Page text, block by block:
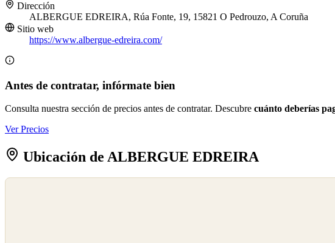
Dirección
ALBERGUE EDREIRA, Rúa Fonte, 19, 15821 O Pedrouzo, A Coruña
Sitio web
https://www.albergue-edreira.com/
Antes de contratar, infórmate bien
Consulta nuestra sección de precios antes de contratar. Descubre cuánto deberías
Ver Precios
Ubicación de ALBERGUE EDREIRA